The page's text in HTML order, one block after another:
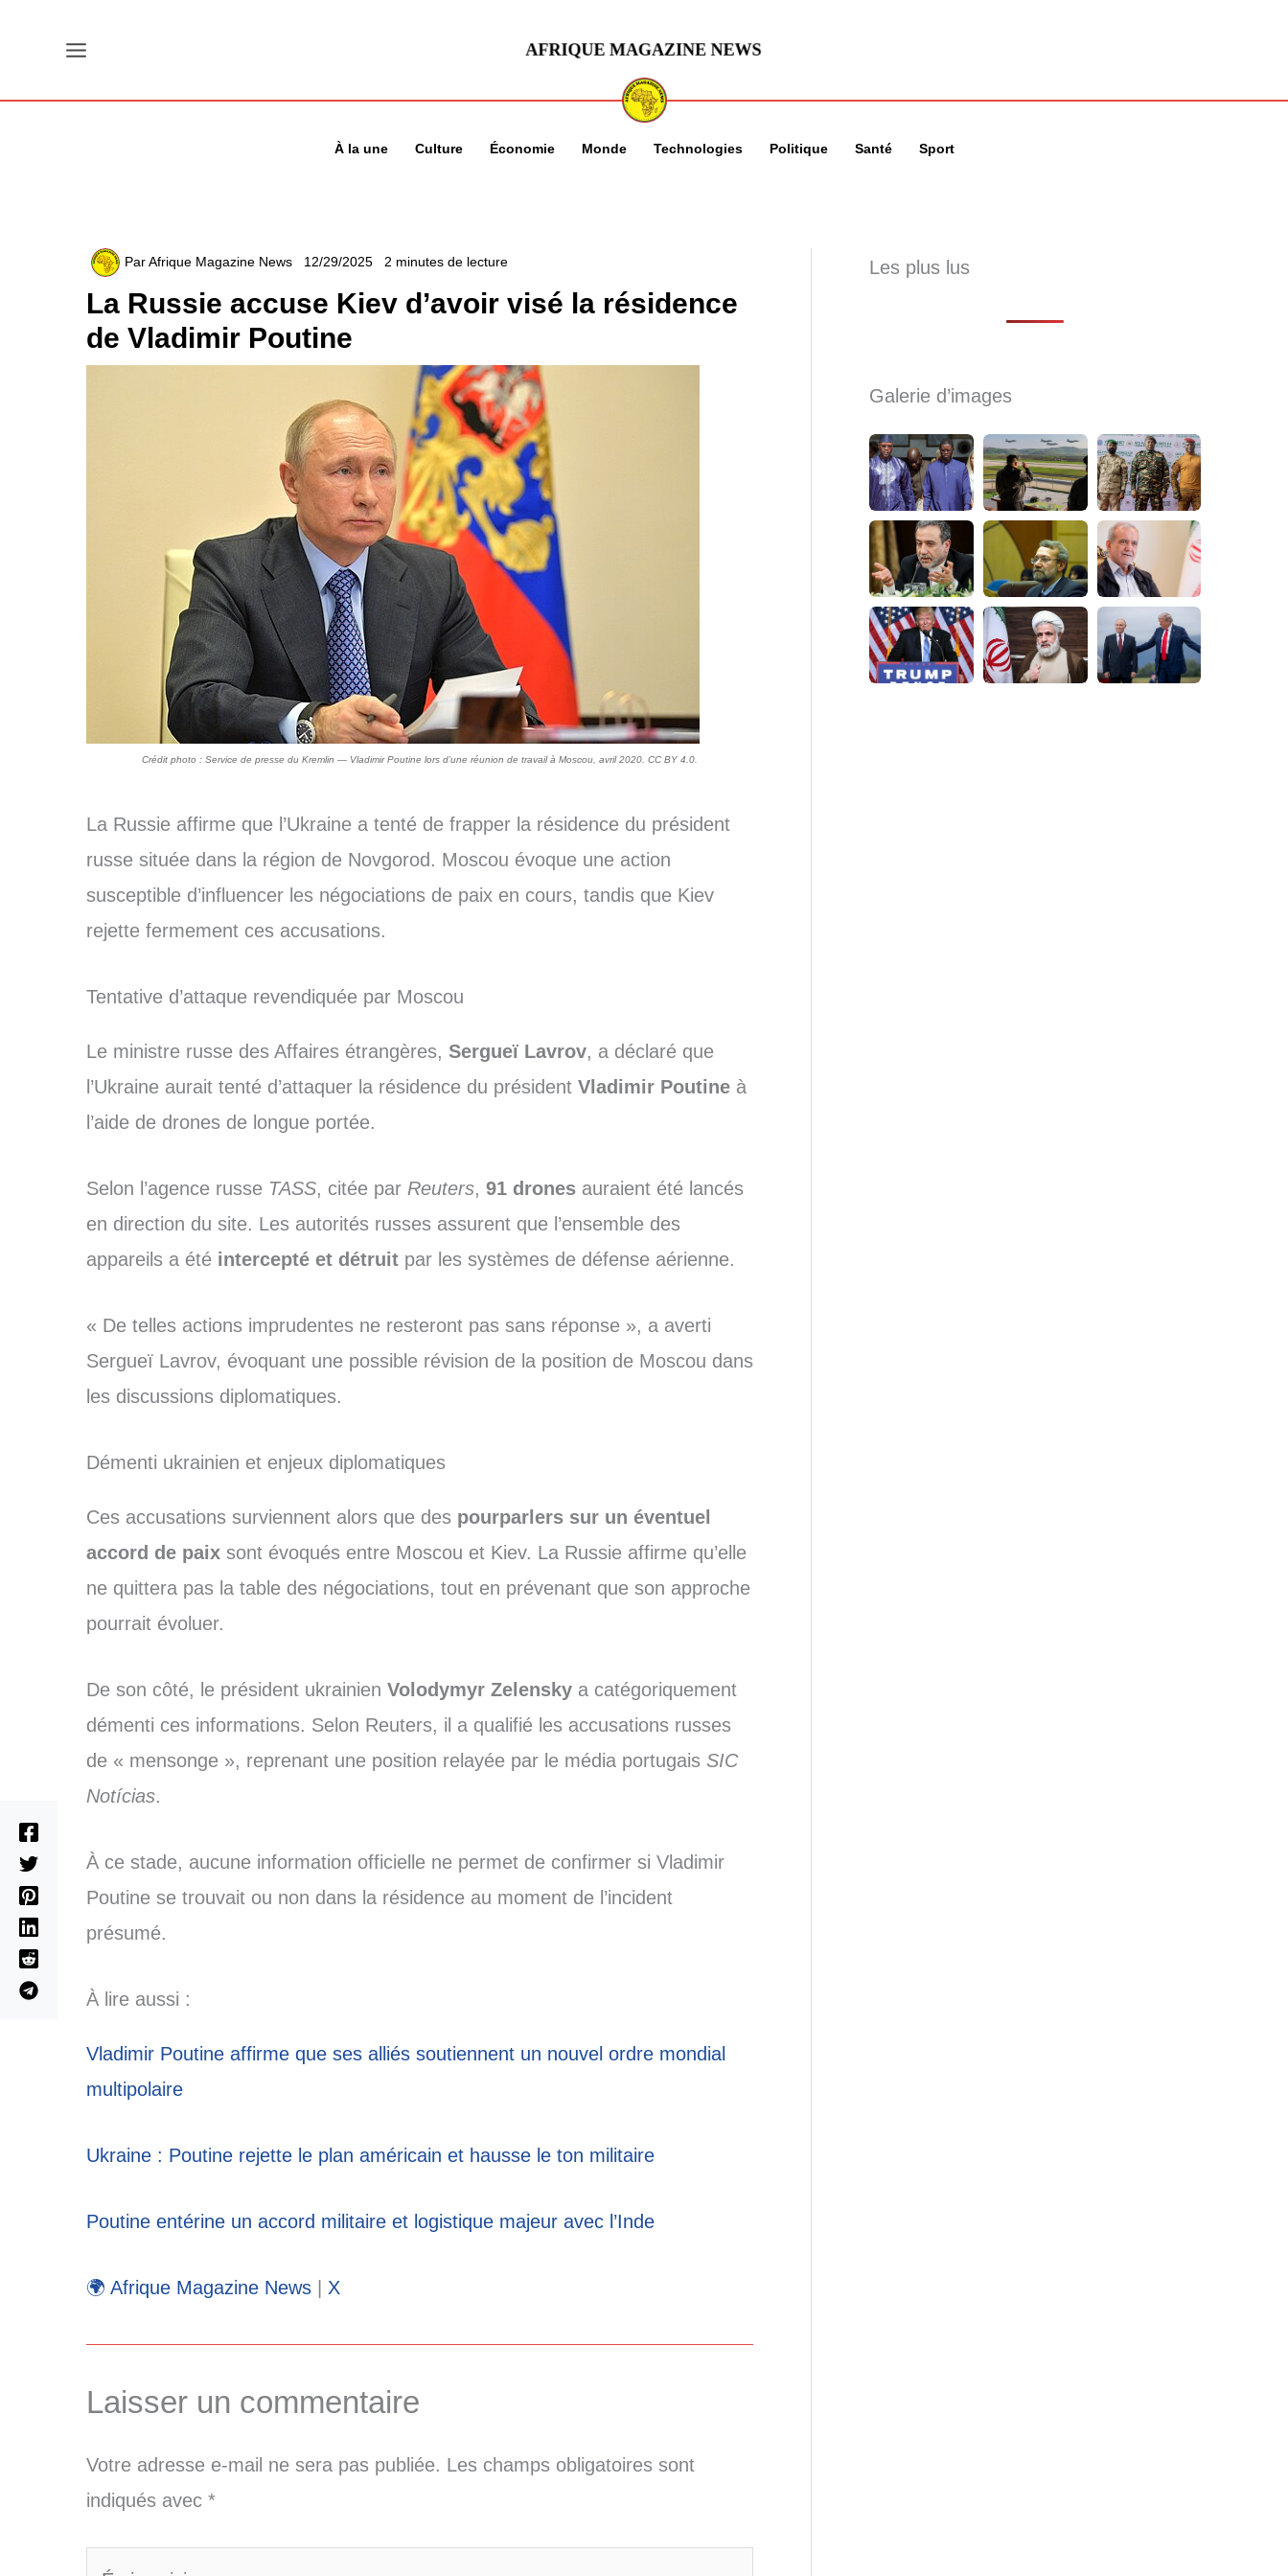
À la une Culture Économie Monde Technologies Politique Santé Sport
ParAfrique Magazine News 12/29/2025 2 minutes de lecture
La Russie accuse Kiev d’avoir visé la résidence
de Vladimir Poutine
Crédit photo : Service de presse du Kremlin — Vladimir Poutine lors d’une réunion de travail à Moscou, avril 2020. CC BY 4.0.
La Russie affirme que l’Ukraine a tenté de frapper la résidence du président
russe située dans la région de Novgorod. Moscou évoque une action
susceptible d’influencer les négociations de paix en cours, tandis que Kiev
rejette fermement ces accusations.
Tentative d’attaque revendiquée par Moscou
Le ministre russe des Affaires étrangères, Sergueï Lavrov, a déclaré que
l’Ukraine aurait tenté d’attaquer la résidence du président Vladimir Poutineà
l’aide de drones de longue portée.
Selon l’agence russe TASS, citée par Reuters, 91 dronesauraient été lancés
en direction du site. Les autorités russes assurent que l’ensemble des
appareils a été intercepté et détruitpar les systèmes de défense aérienne.
« De telles actions imprudentes ne resteront pas sans réponse », a averti
Sergueï Lavrov, évoquant une possible révision de la position de Moscou dans
les discussions diplomatiques.
Démenti ukrainien et enjeux diplomatiques
Ces accusations surviennent alors que des pourparlers sur un éventuel
accord de paixsont évoqués entre Moscou et Kiev. La Russie affirme qu’elle
ne quittera pas la table des négociations, tout en prévenant que son approche
pourrait évoluer.
De son côté, le président ukrainien Volodymyr Zelenskya catégoriquement
démenti ces informations. Selon Reuters, il a qualifié les accusations russes
de « mensonge », reprenant une position relayée par le média portugais SIC
Notícias.
À ce stade, aucune information officielle ne permet de confirmer si Vladimir
Poutine se trouvait ou non dans la résidence au moment de l’incident
présumé.
À lire aussi :
Vladimir Poutine affirme que ses alliés soutiennent un nouvel ordre mondial
multipolaire
Ukraine : Poutine rejette le plan américain et hausse le ton militaire
Poutine entérine un accord militaire et logistique majeur avec l’Inde
🌍 Afrique Magazine News X
Laisser un commentaire
Votre adresse e-mail ne sera pas publiée. Les champs obligatoires sont
indiqués avec *
Les plus lus
Galerie d’images